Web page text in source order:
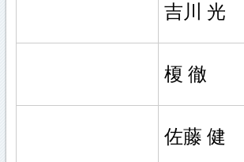
吉川 光
榎 徹
佐藤 健